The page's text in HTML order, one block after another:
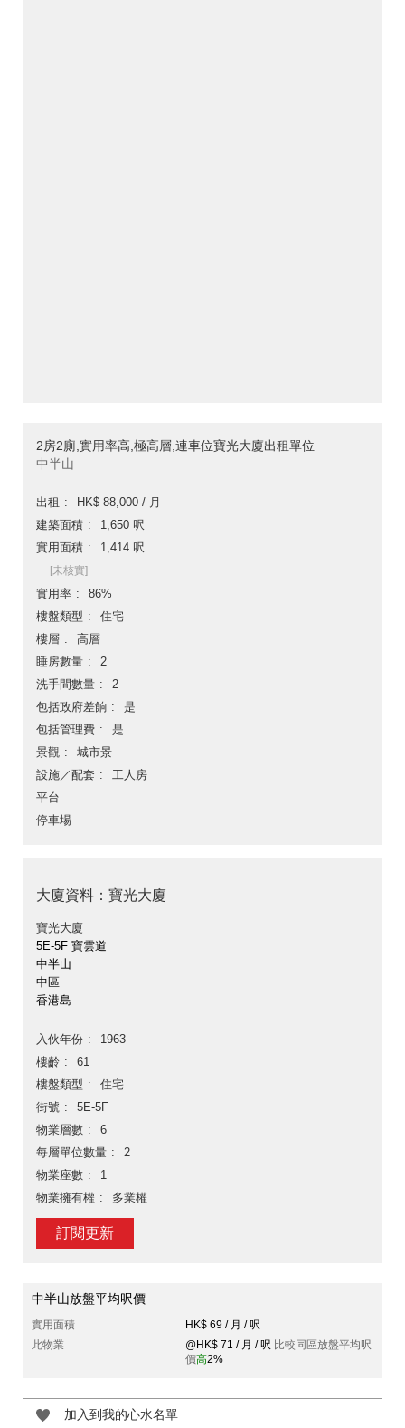
2房2廁,實用率高,極高層,連車位寶光大廈出租單位
中半山
出租
HK$ 88,000 / 月
建築面積
1,650 呎
實用面積
1,414 呎
[未核實]
實用率
86%
樓盤類型
住宅
樓層
高層
睡房數量
2
洗手間數量
2
包括政府差餉
是
包括管理費
是
景觀
城市景
設施／配套
工人房
平台
停車場
大廈資料：寶光大廈
寶光大廈
5E-5F 寶雲道
中半山
中區
香港島
入伙年份
1963
樓齡
61
樓盤類型
住宅
街號
5E-5F
物業層數
6
每層單位數量
2
物業座數
1
物業擁有權
多業權
訂閱更新
中半山放盤平均呎價
實用面積
HK$ 69 / 月 / 呎
此物業
@HK$ 71 / 月 / 呎 比較同區放盤平均呎
價高2%
加入到我的心水名單